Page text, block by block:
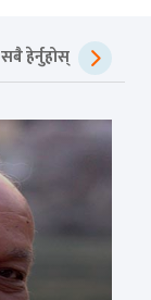
सबै हेर्नुहोस्